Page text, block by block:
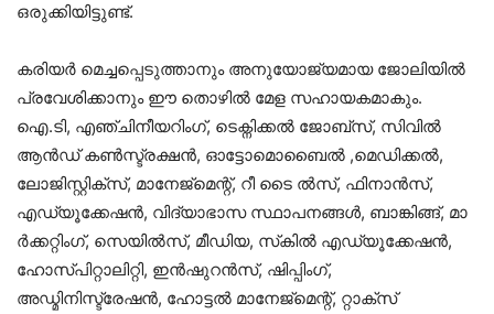
ഒരുക്കിയിട്ടുണ്ട്.
കരിയര്‍ മെച്ചപ്പെടുത്താനും അനുയോജ്യമായ ജോലിയില്‍
പ്രവേശിക്കാനും ഈ തൊഴില്‍ മേള സഹായകമാകും.
ഐ.ടി, എഞ്ചിനീയറിംഗ്, ടെക്നിക്കല്‍ ജോബ്സ്, സിവില്‍
ആന്‍ഡ് കണ്‍സ്ട്രക്ഷന്‍, ഓട്ടോമൊബൈല്‍ ,മെഡിക്കല്‍,
ലോജിസ്റ്റിക്സ്, മാനേജ്മെന്റ്, റീ ടൈ ല്‍സ്, ഫിനാന്‍സ്,
എഡ്യൂക്കേഷന്‍, വിദ്യാഭാസ സ്ഥാപനങ്ങള്‍, ബാങ്കിങ്ങ്, മാ
ര്‍ക്കറ്റിംഗ്, സെയില്‍സ്, മീഡിയ, സ്‌കില്‍ എഡ്യൂക്കേഷന്‍,
ഹോസ്പിറ്റാലിറ്റി, ഇന്‍ഷുറന്‍സ്, ഷിപ്പിംഗ്,
അഡ്മിനിസ്ട്രേഷന്‍, ഹോട്ടല്‍ മാനേജ്മെന്റ്, റ്റാക്സ്